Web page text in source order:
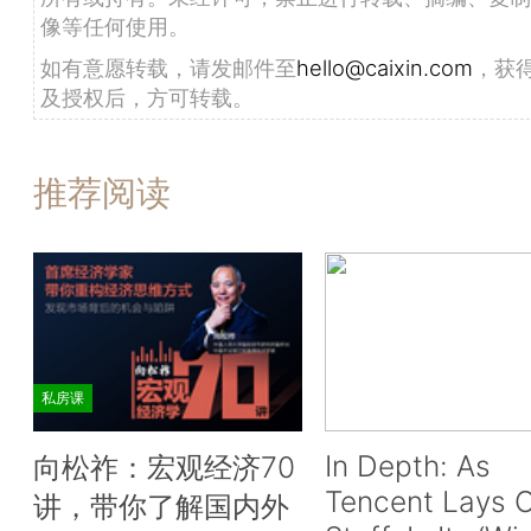
像等任何使用。
如有意愿转载，请发邮件至hello@caixin.com ，获
及授权后，方可转载。
推荐阅读
私房课
向松祚：宏观经济70
讲，带你了解国内外
In Depth: As
Tencent Lays